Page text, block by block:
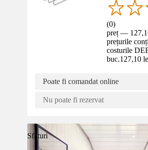
(0)
preț —
prețurile
costurile
buc.127,10
Poate fi comandat online
Nu poate fi rezervat
Sfaturi